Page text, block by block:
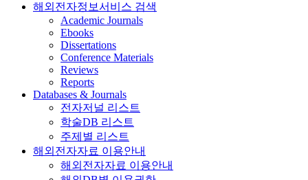
해외전자정보서비스 검색
Academic Journals
Ebooks
Dissertations
Conference Materials
Reviews
Reports
Databases & Journals
전자저널 리스트
학술DB 리스트
주제별 리스트
해외전자자료 이용안내
해외전자자료 이용안내